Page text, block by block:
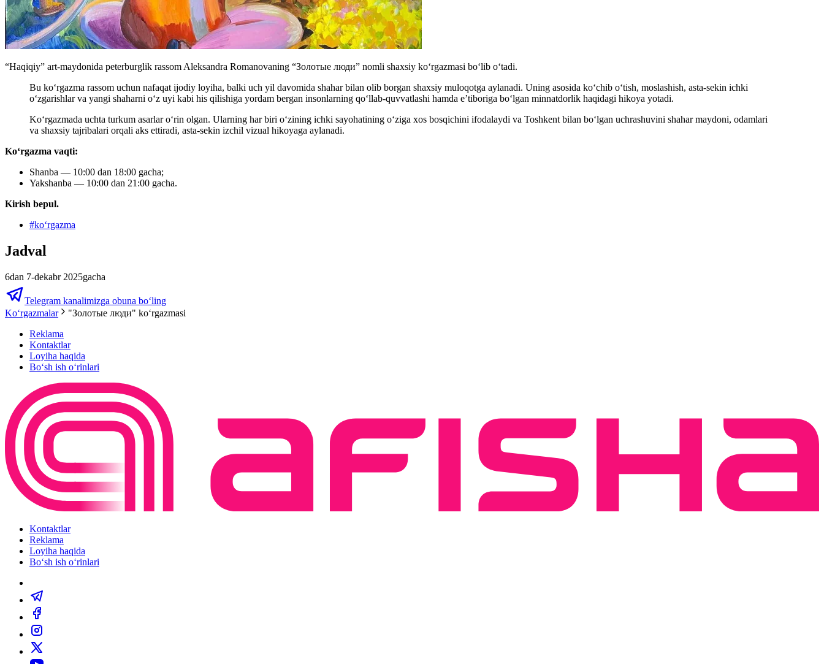
“Haqiqiy” art-maydonida peterburglik rassom Aleksandra Romanovaning “Золотые люди” nomli shaxsiy koʻrgazmasi boʻlib oʻtadi.
Bu ko‘rgazma rassom uchun nafaqat ijodiy loyiha, balki uch yil davomida shahar bilan olib borgan shaxsiy muloqotga aylanadi. Uning asosida ko‘chib o‘tish, moslashish, asta-sekin ichki
o‘zgarishlar va yangi shaharni o‘z uyi kabi his qilishiga yordam bergan insonlarning qo‘llab-quvvatlashi hamda e’tiboriga bo‘lgan minnatdorlik haqidagi hikoya yotadi.
Ko‘rgazmada uchta turkum asarlar o‘rin olgan. Ularning har biri o‘zining ichki sayohatining o‘ziga xos bosqichini ifodalaydi va Toshkent bilan bo‘lgan uchrashuvini shahar maydoni, odamlari
va shaxsiy tajribalari orqali aks ettiradi, asta-sekin izchil vizual hikoyaga aylanadi.
Koʻrgazma vaqti:
Shanba — 10:00 dan 18:00 gacha;
Yakshanba — 10:00 dan 21:00 gacha.
Kirish bepul.
#koʻrgazma
Jadval
6dan 7-dekabr 2025gacha
Telegram kanalimizga obuna bo‘ling
Ko‘rgazmalar
"Золотые люди" koʻrgazmasi
Reklama
Kontaktlar
Loyiha haqida
Bo‘sh ish o‘rinlari
Kontaktlar
Reklama
Loyiha haqida
Bo‘sh ish o‘rinlari